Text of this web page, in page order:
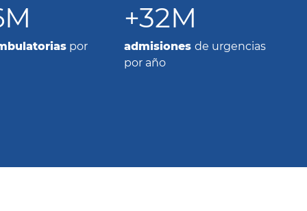
por
+32M
admisiones de urgencias
por año